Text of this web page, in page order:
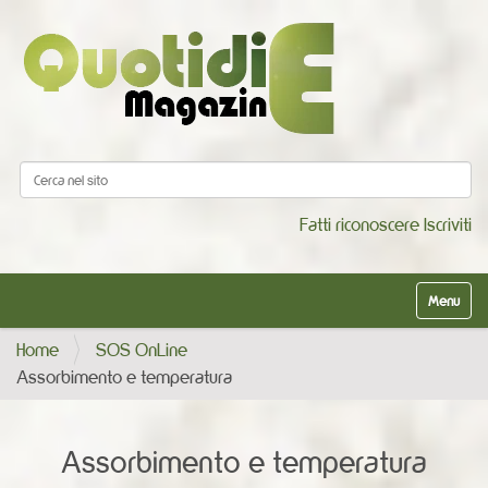
Cerca nel sito
Fatti riconoscere Iscriviti
Alterna la
Home
SOS OnLine
Assorbimento e temperatura
Assorbimento e temperatura